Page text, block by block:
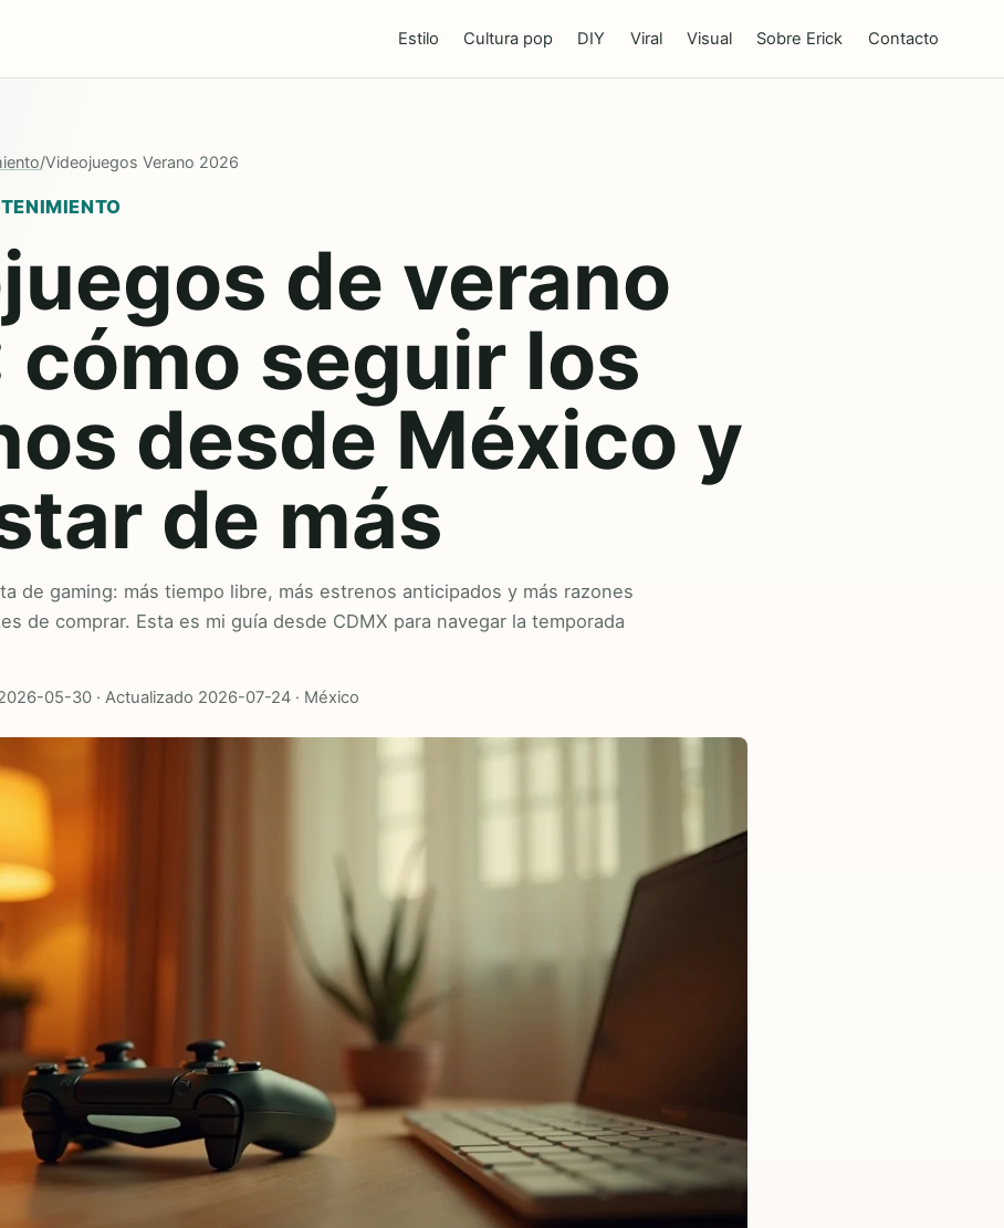
Estilo Cultura pop DIY Viral Visual Sobre Erick Contacto
/Videojuegos Verano 2026
de verano
seguir los
desde México y
de más
de gaming: más tiempo libre, más estrenos anticipados y más razones
de comprar. Esta es mi guía desde CDMX para navegar la temporada
05-30 · Actualizado 2026-07-24 · México